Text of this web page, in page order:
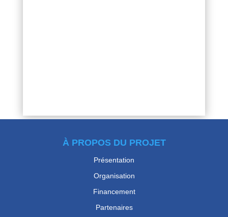
À PROPOS DU PROJET
Présentation
Organisation
Financement
Partenaires